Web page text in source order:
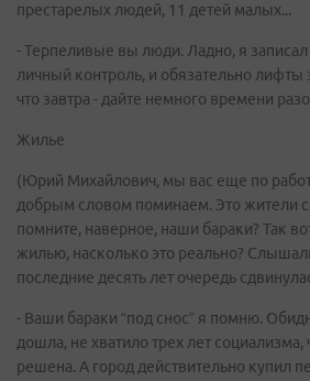
престарелых людей, 11 детей малых...
- Терпеливые вы люди. Ладно, я
личный контроль, и обязательно
что завтра - дайте немного времени
Жилье
(Юрий Михайлович, мы вас еще по
добрым словом поминаем. Это жители
помните, наверное, наши бараки? Так
жилью, насколько это реально?
последние десять лет очередь
- Ваши бараки “под снос” я помню.
дошла, не хватило трех лет
решена. А город действительно купил